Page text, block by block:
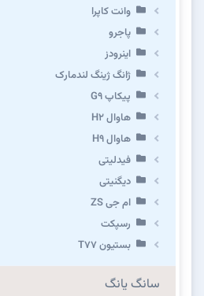
وانت کاپرا
پاجرو
اینرودز
ژانگ ژینگ لندمارک
پیکاپ G۹
هاوال H۲
هاوال H۹
فیدلیتی
دیگنیتی
ام جی ZS
رسپکت
بستیون T۷۷
سانگ یانگ